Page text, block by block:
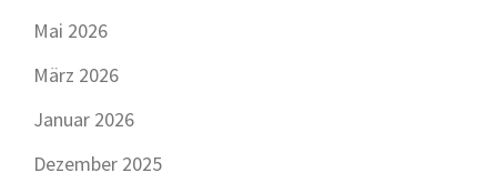
Mai 2026
März 2026
Januar 2026
Dezember 2025